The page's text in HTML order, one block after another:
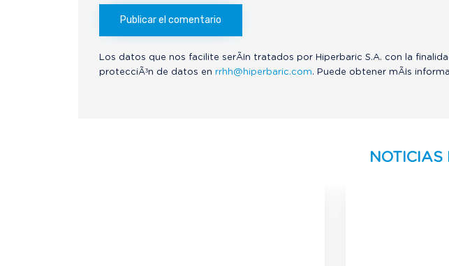
Los datos que nos facilite serÃ¡n tratados por Hiperbaric S.A. con la
protecciÃ³n de datos en rrhh@hiperbaric.com. Puede obtener mÃ¡s
NOTICIAS